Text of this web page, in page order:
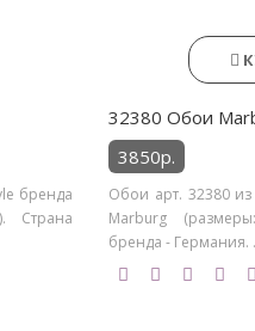
бренда
Страна
32380 Обои
3850р.
Обои арт. 32380
Marburg
бренда - Германия.